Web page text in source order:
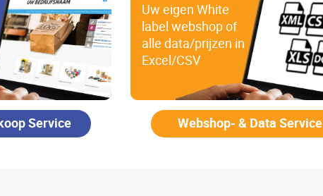
Service
Uw eigen White
label webshop of
alle data/prijzen in
Excel/CSV
Webshop- & Data Service